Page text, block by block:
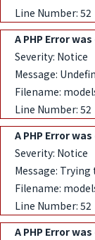
Line Number: 52
A PHP Error
Severity: Notice
Message:
Filename:
Line Number: 52
A PHP Error
Severity: Notice
Message:
Filename:
Line Number: 52
A PHP Error